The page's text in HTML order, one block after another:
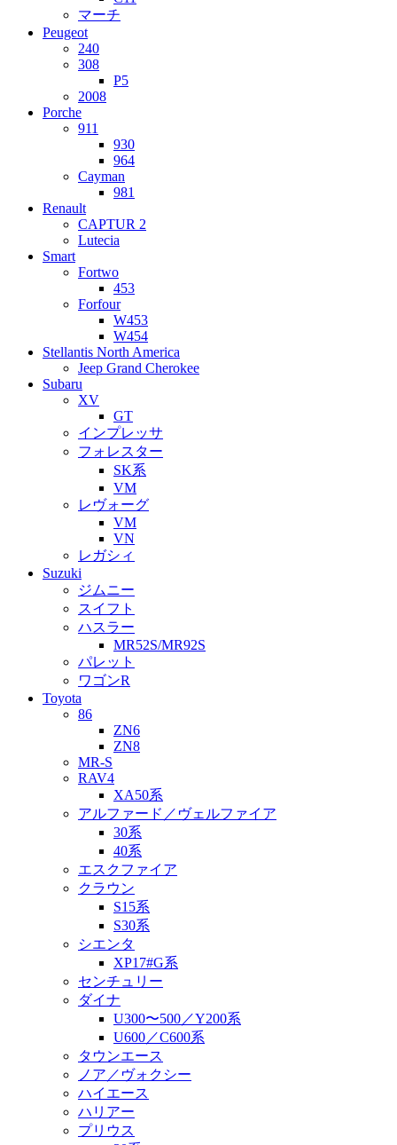
マーチ
Peugeot
240
308
P5
2008
Porche
911
930
964
Cayman
981
Renault
CAPTUR 2
Lutecia
Smart
Fortwo
453
Forfour
W453
W454
Stellantis North America
Jeep Grand Cherokee
Subaru
XV
GT
インプレッサ
フォレスター
SK系
VM
レヴォーグ
VM
VN
レガシィ
Suzuki
ジムニー
スイフト
ハスラー
MR52S/MR92S
パレット
ワゴンR
Toyota
86
ZN6
ZN8
MR-S
RAV4
XA50系
アルファード／ヴェルファイア
30系
40系
エスクファイア
クラウン
S15系
S30系
シエンタ
XP17#G系
センチュリー
ダイナ
U300〜500／Y200系
U600／C600系
タウンエース
ノア／ヴォクシー
ハイエース
ハリアー
プリウス